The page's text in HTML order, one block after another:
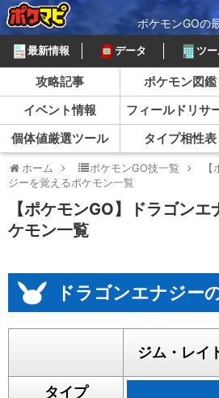
ポケモンGOの
最新情報 データ ツ
攻略記事 ポケモン図鑑
イベント情報
フィールドリサ
個体値厳選ツール
タイプ相性表
ホーム ポケモンGO技一覧
ジーを覚えるポケモン一覧
【ポケモンGO】ドラゴン
ケモン一覧
ドラゴンエナジー
ジム・レイ
タイプ